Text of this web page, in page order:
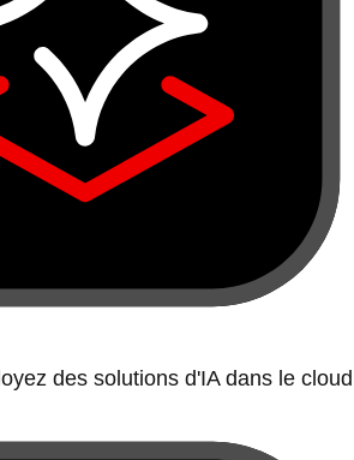
des solutions d'IA dans le cloud